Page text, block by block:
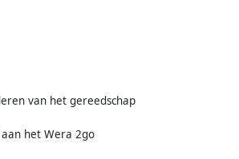
van het gereedschap
het Wera 2go